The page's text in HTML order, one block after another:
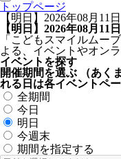
トップページ
【明日】2026年08月11
【明日】2026年08月11
「こどもスマイルムー
よる、イベントやオン
イベントを探す
開催期間を選ぶ
（あく
れる日は各イベントペ
全期間
今日
明日
今週末
期間を指定する